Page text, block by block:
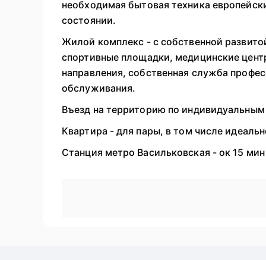
необходимая бытовая техника
состоянии.
Жилой комплекс - с собственной
спортивные площадки, медицинские
направления, собственная служба
обслуживания.
Въезд на территорию по
Квартира - для пары, в том числе
Станция метро Васильковская - ок 15